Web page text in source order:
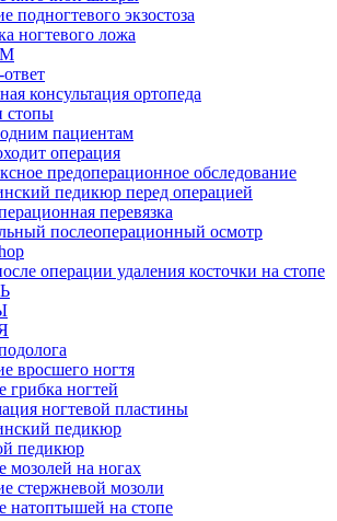
подногтевого экзостоза
ногтевого ложа
консультация ортопеда
стопы
пациентам
операция
предоперационное обследование
педикюр перед операцией
перевязка
послеоперационный осмотр
операции удаления косточки на стопе
вросшего ногтя
грибка ногтей
ногтевой пластины
педикюр
педикюр
мозолей на ногах
стержневой мозоли
натоптышей на стопе